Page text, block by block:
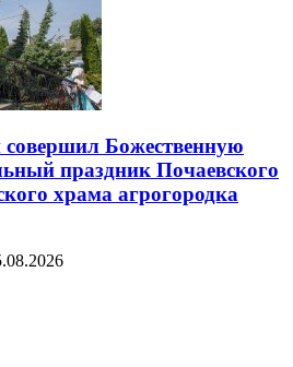
Божественную
праздник Почаевского
храма агрогородка